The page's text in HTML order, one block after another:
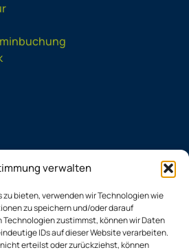
verwalten
zu bieten, verwenden wir Technologien wie
zu speichern und/oder darauf
Technologien zustimmst, können wir Daten
IDs auf dieser Website verarbeiten.
erteilst oder zurückziehst, können